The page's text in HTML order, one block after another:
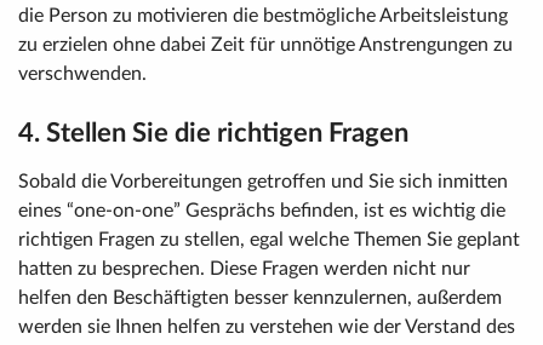
die Person zu motivieren die bestmögliche Arbeitsleistung
zu erzielen ohne dabei Zeit für unnötige Anstrengungen zu
verschwenden.
4. Stellen Sie die richtigen Fragen
Sobald die Vorbereitungen getroffen und Sie sich inmitten
eines “one-on-one” Gesprächs befinden, ist es wichtig die
richtigen Fragen zu stellen, egal welche Themen Sie geplant
hatten zu besprechen. Diese Fragen werden nicht nur
helfen den Beschäftigten besser kennzulernen, außerdem
werden sie Ihnen helfen zu verstehen wie der Verstand des